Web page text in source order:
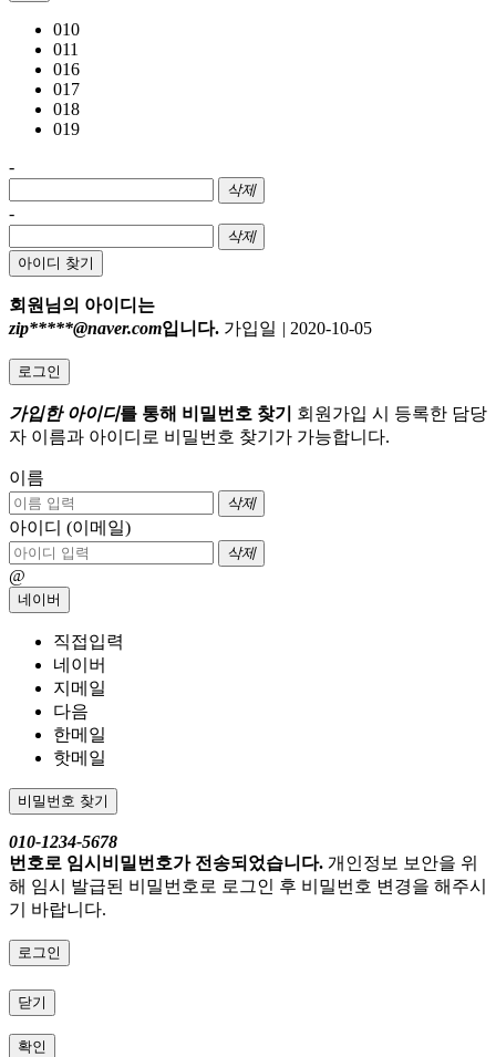
010
011
016
017
018
019
-
삭제
-
삭제
아이디 찾기
회원님의 아이디는
zip*****@naver.com입니다. 가입일 | 2020-10-05
로그인
가입한 아이디를 통해 비밀번호 찾기
회원가입 시 등록한 담당
자 이름과 아이디로 비밀번호 찾기가 가능합니다.
이름
삭제
아이디 (이메일)
삭제
@
네이버
직접입력
네이버
지메일
다음
한메일
핫메일
비밀번호 찾기
010-1234-5678
번호로 임시비밀번호가 전송되었습니다. 개인정보 보안을 위
해 임시 발급된 비밀번호로 로그인 후 비밀번호 변경을 해주시
기 바랍니다.
로그인
닫기
확인